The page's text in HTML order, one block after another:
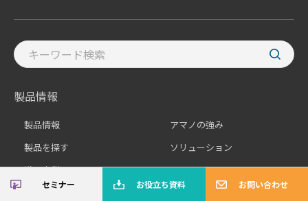
セミナー お役立ち資料 お問い合わせ
製品情報
製品情報
アマノの強み
製品を探す
ソリューション
導入事例
サポート
お問い合わせ